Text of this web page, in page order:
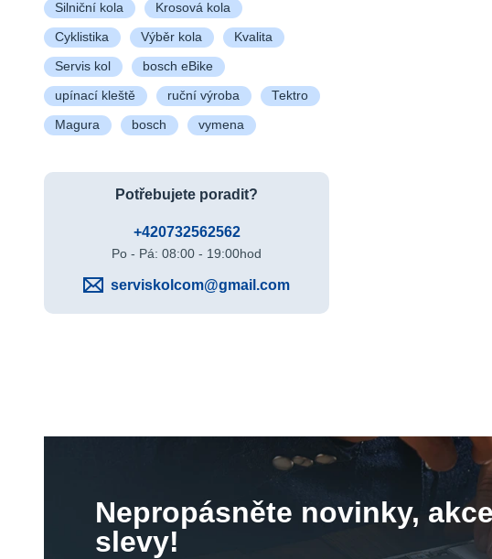
Silniční kola Krosová kola
Cyklistika Výběr kola Kvalita
Servis kol bosch eBike
upínací kleště ruční výroba Tektro
Magura bosch vymena
Potřebujete poradit?
+420732562562
Po - Pá: 08:00 - 19:00hod
serviskolcom@gmail.com
Nepropásněte novinky,
slevy!